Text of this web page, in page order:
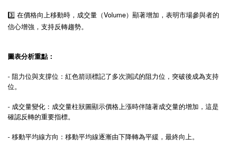
3️⃣ 在價格向上移動時，成交量（Volume）顯著增加，表明市場參與者的
信心增強，支持反轉趨勢。
圖表分析重點：
- 阻力位與支撐位：紅色箭頭標記了多次測試的阻力位，突破後成為支持
位。
- 成交量變化：成交量柱狀圖顯示價格上漲時伴隨著成交量的增加，這是
確認反轉的重要指標。
- 移動平均線方向：移動平均線逐漸由下降轉為平緩，最終向上。